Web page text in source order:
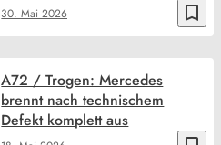
bookmark_border
30. Mai 2026
A72 / Trogen: Mercedes
brennt nach technischem
Defekt komplett aus